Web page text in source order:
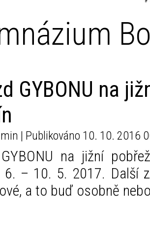
GYBONU na
| Publikováno 10. 10. 2016
na jižní
6. – 10. 5. 2017. Další
a to buď osobně